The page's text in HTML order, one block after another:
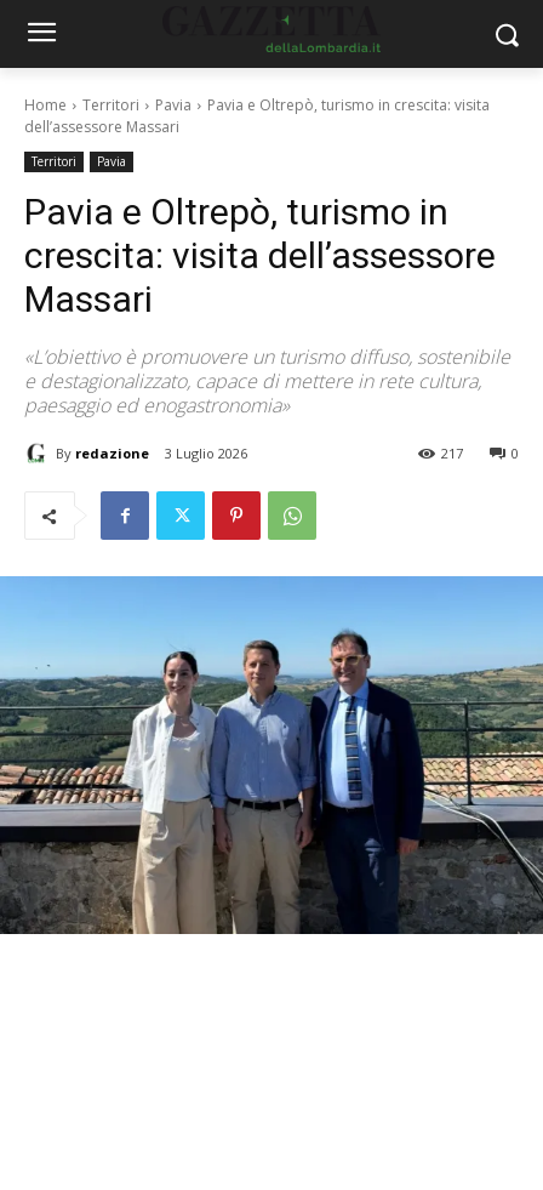
Home Territori Pavia
Pavia e Oltrepò, turismo in crescita: visita
dell’assessore Massari
Territori Pavia
Pavia e Oltrepò, turismo in
crescita: visita dell’assessore
Massari
«L’obiettivo è promuovere un turismo diffuso, sostenibile
e destagionalizzato, capace di mettere in rete cultura,
paesaggio ed enogastronomia»
By redazione 3 Luglio 2026 0
217